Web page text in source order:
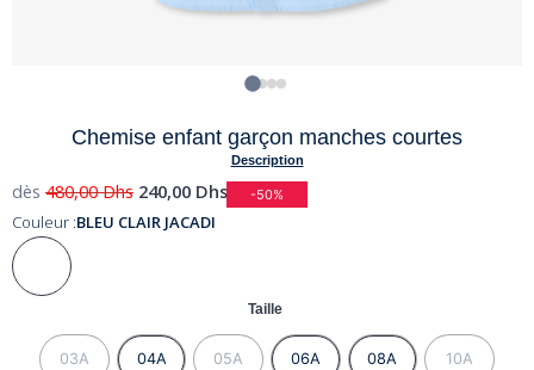
Chemise enfant garçon manches courtes
Description
dès 480,00Dhs 240,00 Dhs -50%
Couleur :BLEU CLAIR JACADI
Taille
03A 04A 05A 06A 08A 10A